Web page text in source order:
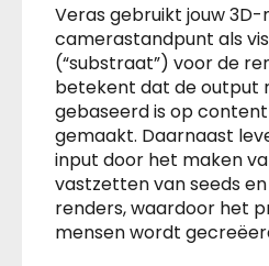
Veras gebruikt jouw
camerastandpunt als
(“substraat”) voor de
betekent dat de output
gebaseerd is op content
gemaakt. Daarnaast
input door het maken
vastzetten van seeds
renders, waardoor het
mensen wordt